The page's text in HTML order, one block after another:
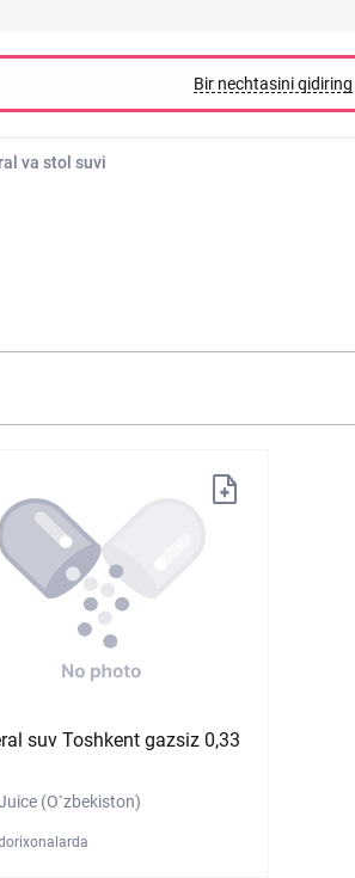
Bir nechtasini qidiring
va stol suvi
suv Toshkent gazsiz 0,33
(O`zbekiston)